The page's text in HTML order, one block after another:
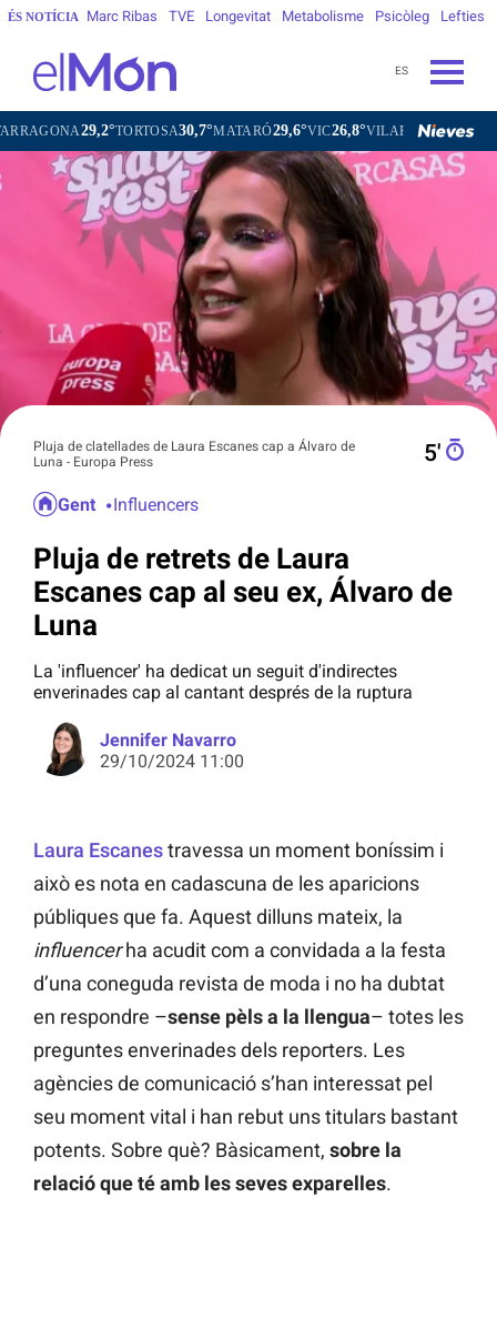
ÉS NOTÍCIA Marc Ribas TVE Longevitat Metabolisme Psicòleg Lefties
ES
TORTOSA30,7°MATARÓ29,6°VIC26,8°VILAFRANCA DEL PENEDÈS28,8°
Pluja de clatellades de Laura Escanes cap a Álvaro de
Luna - Europa Press
5′
Gent Influencers
Pluja de retrets de Laura
Escanes cap al seu ex, Álvaro de
Luna
La 'influencer' ha dedicat un seguit d'indirectes
enverinades cap al cantant després de la ruptura
Jennifer Navarro
29/10/2024 11:00
Laura Escanestravessa un moment boníssim i
això es nota en cadascuna de les aparicions
públiques que fa. Aquest dilluns mateix, la
influencerha acudit com a convidada a la festa
d’una coneguda revista de moda i no ha dubtat
en respondre –sense pèls a la llengua– totes les
preguntes enverinades dels reporters. Les
agències de comunicació s’han interessat pel
seu moment vital i han rebut uns titulars bastant
potents. Sobre què? Bàsicament, sobre la
relació que té amb les seves exparelles.